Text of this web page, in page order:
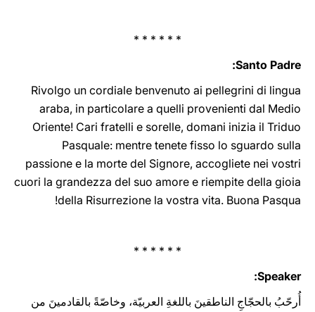
* * * * * *
Santo Padre:
Rivolgo un cordiale benvenuto ai pellegrini di lingua
araba, in particolare a quelli provenienti dal Medio
Oriente! Cari fratelli e sorelle, domani inizia il Triduo
Pasquale: mentre tenete fisso lo sguardo sulla
passione e la morte del Signore, accogliete nei vostri
cuori la grandezza del suo amore e riempite della gioia
della Risurrezione la vostra vita. Buona Pasqua!
* * * * * *
Speaker:
أُرحّبُ بالحجّاجِ الناطقينَ باللغةِ العربيّة، وخاصّةً بالقادمينَ من